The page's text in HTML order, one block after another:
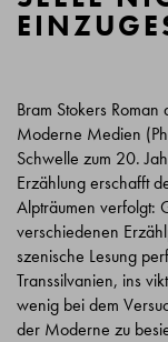
Bram Stokers
Moderne Medien
Schwelle zum 20.
Erzählung erschafft
Alpträumen verfolgt:
verschiedenen
szenische Lesung
Transsilvanien, ins
wenig bei dem
der Moderne zu